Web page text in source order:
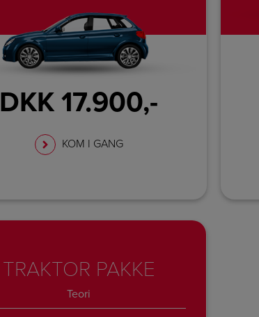
DKK 17.900,-
KOM I GANG
TRAKTOR PAKKE
Teori